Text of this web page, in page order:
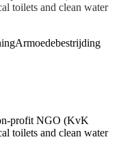
toilets and clean water
Armoedebestrijding
profit NGO (KvK
toilets and clean water